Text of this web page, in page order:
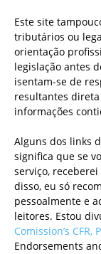
Este site
tributários ou
orientação
legislação antes
isentam-se de
resultantes
informações
Alguns dos links
significa que se
serviço,
disso, eu só
pessoalmente e
leitores. Estou
Comission’s CFR,
Endorsements